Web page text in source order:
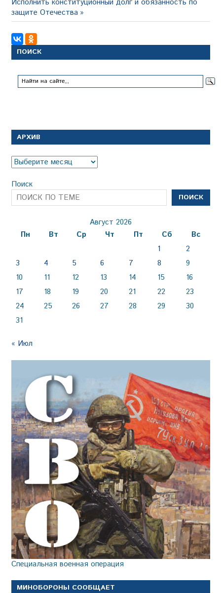
по
записям
запись:
Исполнить конституционный долг и обязанность по
защите Отечества
ПОИСК
АРХИВ
Архив
Поиск
ПОИСК
Август 2026
Пн
Вт Ср Чт Пт Сб
Вс
1
2
3
4 5 6 7 8
9
10
11 12 13 14 15
16
17
18 19 20 21 22
23
24
25 26 27 28 29
30
31
« Июл
Специальная военная операция
МИНОБОРОНЫ СООБЩАЕТ